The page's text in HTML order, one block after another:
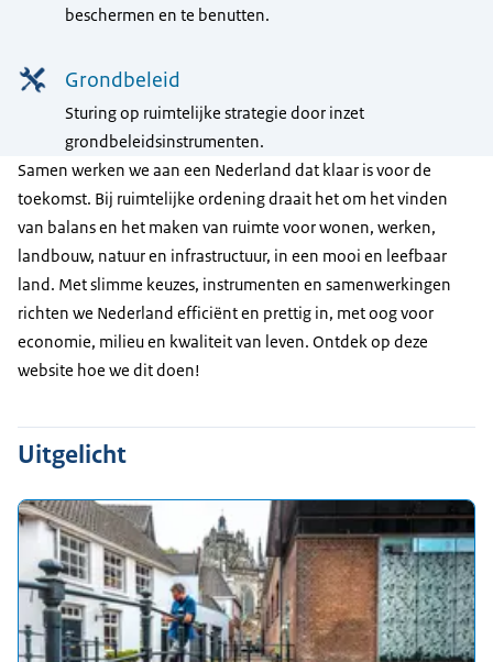
beschermen en te benutten.
Grondbeleid
Sturing op ruimtelijke strategie door inzet
grondbeleidsinstrumenten.
Samen werken we aan een Nederland dat klaar is voor de
toekomst. Bij ruimtelijke ordening draait het om het vinden
van balans en het maken van ruimte voor wonen, werken,
landbouw, natuur en infrastructuur, in een mooi en leefbaar
land. Met slimme keuzes, instrumenten en samenwerkingen
richten we Nederland efficiënt en prettig in, met oog voor
economie, milieu en kwaliteit van leven. Ontdek op deze
website hoe we dit doen!
Uitgelicht